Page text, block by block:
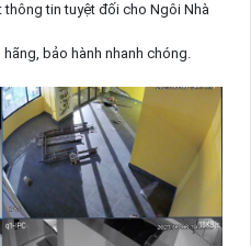
tin tuyệt đối cho Ngôi Nhà
bảo hành nhanh chóng.